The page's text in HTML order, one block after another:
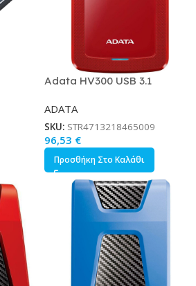
Adata HV300 USB 3.1
Κόκκινο
ADATA
SKU: STR4713218465009
96,53 €
Προσθήκη Στο Καλάθι